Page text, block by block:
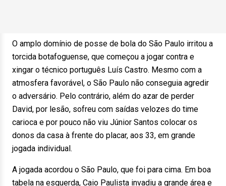
O amplo domínio de posse de bola do São Paulo irritou a
torcida botafoguense, que começou a jogar contra e
xingar o técnico português Luís Castro. Mesmo com a
atmosfera favorável, o São Paulo não conseguia agredir
o adversário. Pelo contrário, além do azar de perder
David, por lesão, sofreu com saídas velozes do time
carioca e por pouco não viu Júnior Santos colocar os
donos da casa à frente do placar, aos 33, em grande
jogada individual.
A jogada acordou o São Paulo, que foi para cima. Em boa
tabela na esquerda, Caio Paulista invadiu a grande área e